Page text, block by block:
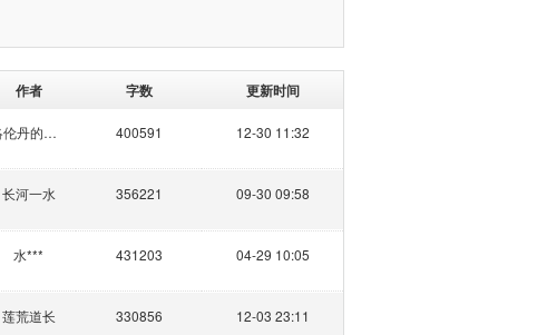
作者 字数 更新时间
洛伦丹的夏天 400591 12-30 11:32
长河一水 356221 09-30 09:58
水*** 431203 04-29 10:05
莲荒道长 330856 12-03 23:11